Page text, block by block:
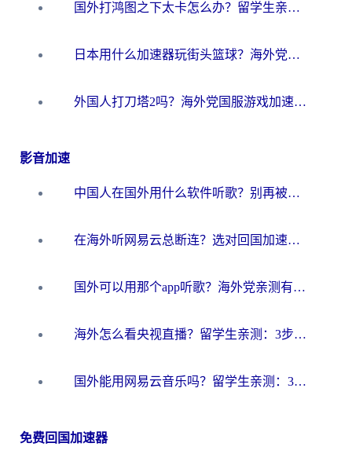
国外打鸿图之下太卡怎么办？留学生亲测有效的国服游戏加速方案
日本用什么加速器玩街头篮球？海外党国服游戏不卡顿的终极攻略
外国人打刀塔2吗？海外党国服游戏加速避坑全攻略
影音加速
中国人在国外用什么软件听歌？别再被地域限制卡脖子，这篇教你轻松解锁国内音乐库
在海外听网易云总断连？选对回国加速器，告别地区限制和卡顿
国外可以用那个app听歌？海外党亲测有效的回国加速方案，轻松听国内音乐听书
海外怎么看央视直播？留学生亲测：3步解决版权限制+追剧自由
国外能用网易云音乐吗？留学生亲测：3步解决海外听歌难题
免费回国加速器